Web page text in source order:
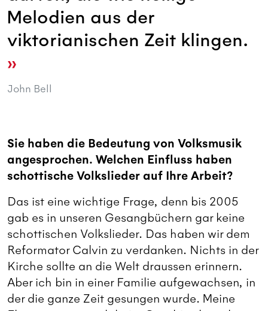
Melodien aus der
viktorianischen Zeit klingen.
John Bell
Sie haben die Bedeutung von Volksmusik
angesprochen. Welchen Einfluss haben
schottische Volkslieder auf Ihre Arbeit?
Das ist eine wichtige Frage, denn bis 2005
gab es in unseren Gesangbüchern gar keine
schottischen Volkslieder. Das haben wir dem
Reformator Calvin zu verdanken. Nichts in der
Kirche sollte an die Welt draussen erinnern.
Aber ich bin in einer Familie aufgewachsen, in
der die ganze Zeit gesungen wurde. Meine